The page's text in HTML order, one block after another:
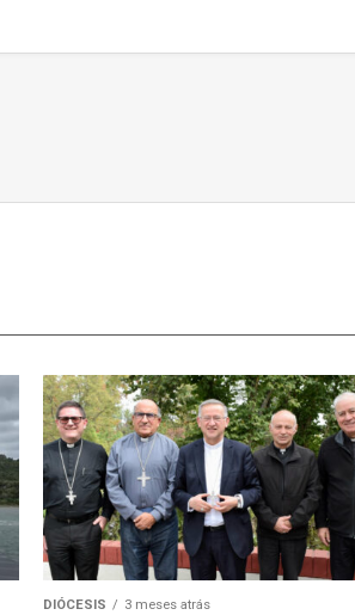
DIÓCESIS 3 meses atrás